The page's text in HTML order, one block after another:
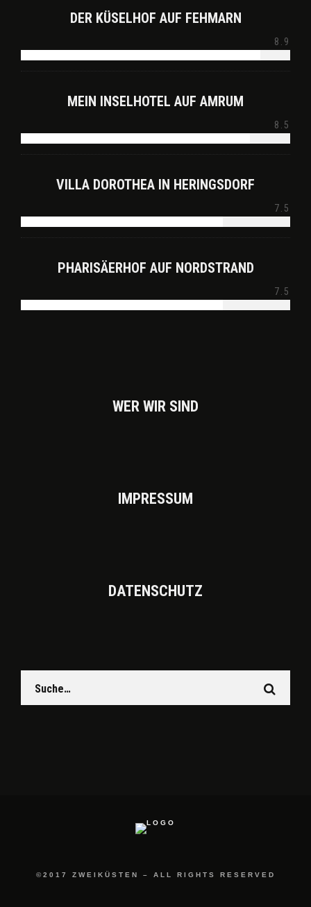
DER KÜSELHOF AUF FEHMARN
8.9
MEIN INSELHOTEL AUF AMRUM
8.5
VILLA DOROTHEA IN HERINGSDORF
7.5
PHARISÄERHOF AUF NORDSTRAND
7.5
WER WIR SIND
IMPRES­SUM
DATEN­SCHUTZ
©2017 ZWEIKÜSTEN – ALL RIGHTS RESERVED